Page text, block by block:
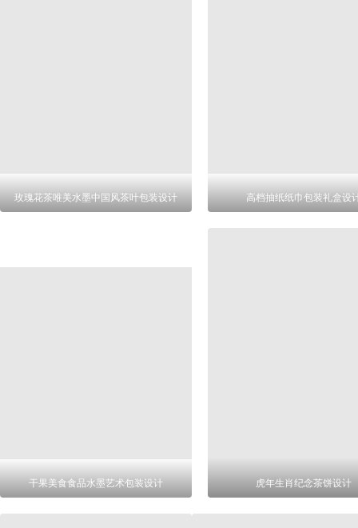
玫瑰花茶唯美水墨中国风茶叶包装设计 高档抽纸纸巾包装礼盒设
干果美食食品水墨艺术包装设计 虎年生肖纪念茶饼设计